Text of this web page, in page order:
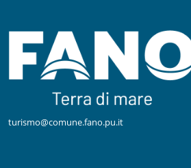
turismo@comune.fano.pu.it